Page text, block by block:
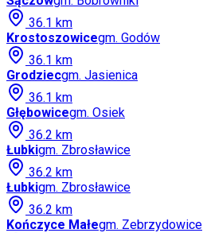
36.1 km
Krostoszowicegm. Godów
36.1 km
Grodziecgm. Jasienica
36.1 km
Głębowicegm. Osiek
36.2 km
Łubkigm. Zbrosławice
36.2 km
Łubkigm. Zbrosławice
36.2 km
Kończyce Małegm. Zebrzydowice